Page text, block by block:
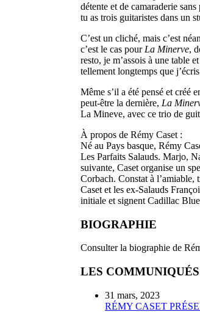
détente et de camaraderie
tu as trois guitaristes dans un
C’est un cliché, mais c’est
c’est le cas pour La Minerve,
resto, je m’assois à une table
tellement longtemps que
Même s’il a été pensé et créé
peut-être la dernière, La
La Mineve, avec ce trio de
À propos de Rémy Caset :
Né au Pays basque, Rémy
Les Parfaits Salauds. Marjo,
suivante, Caset organise un
Corbach. Constat à l’amiable,
Caset et les ex-Salauds
initiale et signent Cadillac
BIOGRAPHIE
Consulter la biographie de
LES COMMUNIQUÉS
31 mars, 2023
RÉMY CASET